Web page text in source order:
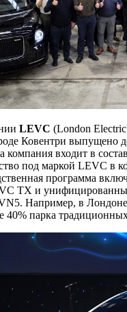
LEVC (London
Ковентри выпущено
компания входит в
под маркой LEVC в
программа
TX и
Например, в
40% парка